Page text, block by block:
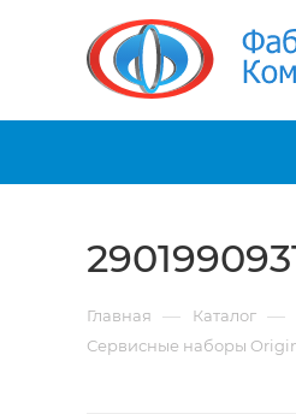
Главная — Каталог —
Сервисные наборы